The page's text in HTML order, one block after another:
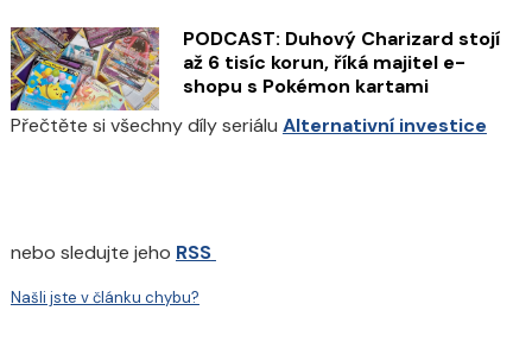
PODCAST: Duhový Charizard stojí
až 6 tisíc korun, říká majitel e-
shopu s Pokémon kartami
Přečtěte si všechny díly seriálu Alternativní investice
nebo sledujte jeho RSS
Našli jste v článku chybu?